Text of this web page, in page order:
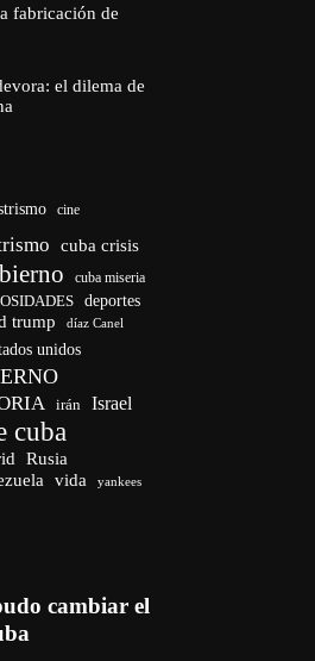
fabricación de
el dilema de
cine
cuba crisis
cuba miseria
deportes
trump díaz Canel
unidos
irán Israel
cuba
Rusia
vida yankees